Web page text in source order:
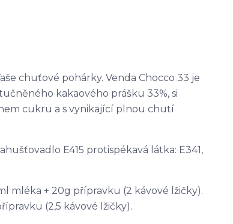
chuťové pohárky. Venda Chocco 33 je
kakaového prášku 33%, si
cukru a s vynikající plnou chutí
E415 protispékavá látka: E341,
mléka + 20g přípravku (2 kávové lžičky).
(2,5 kávové lžičky).